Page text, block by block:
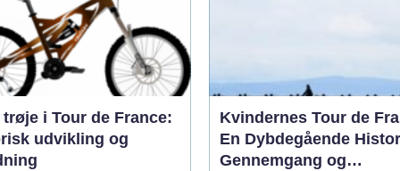
i Tour de France:
udvikling og
Kvindernes Tour de
En Dybdegående
Gennemgang og